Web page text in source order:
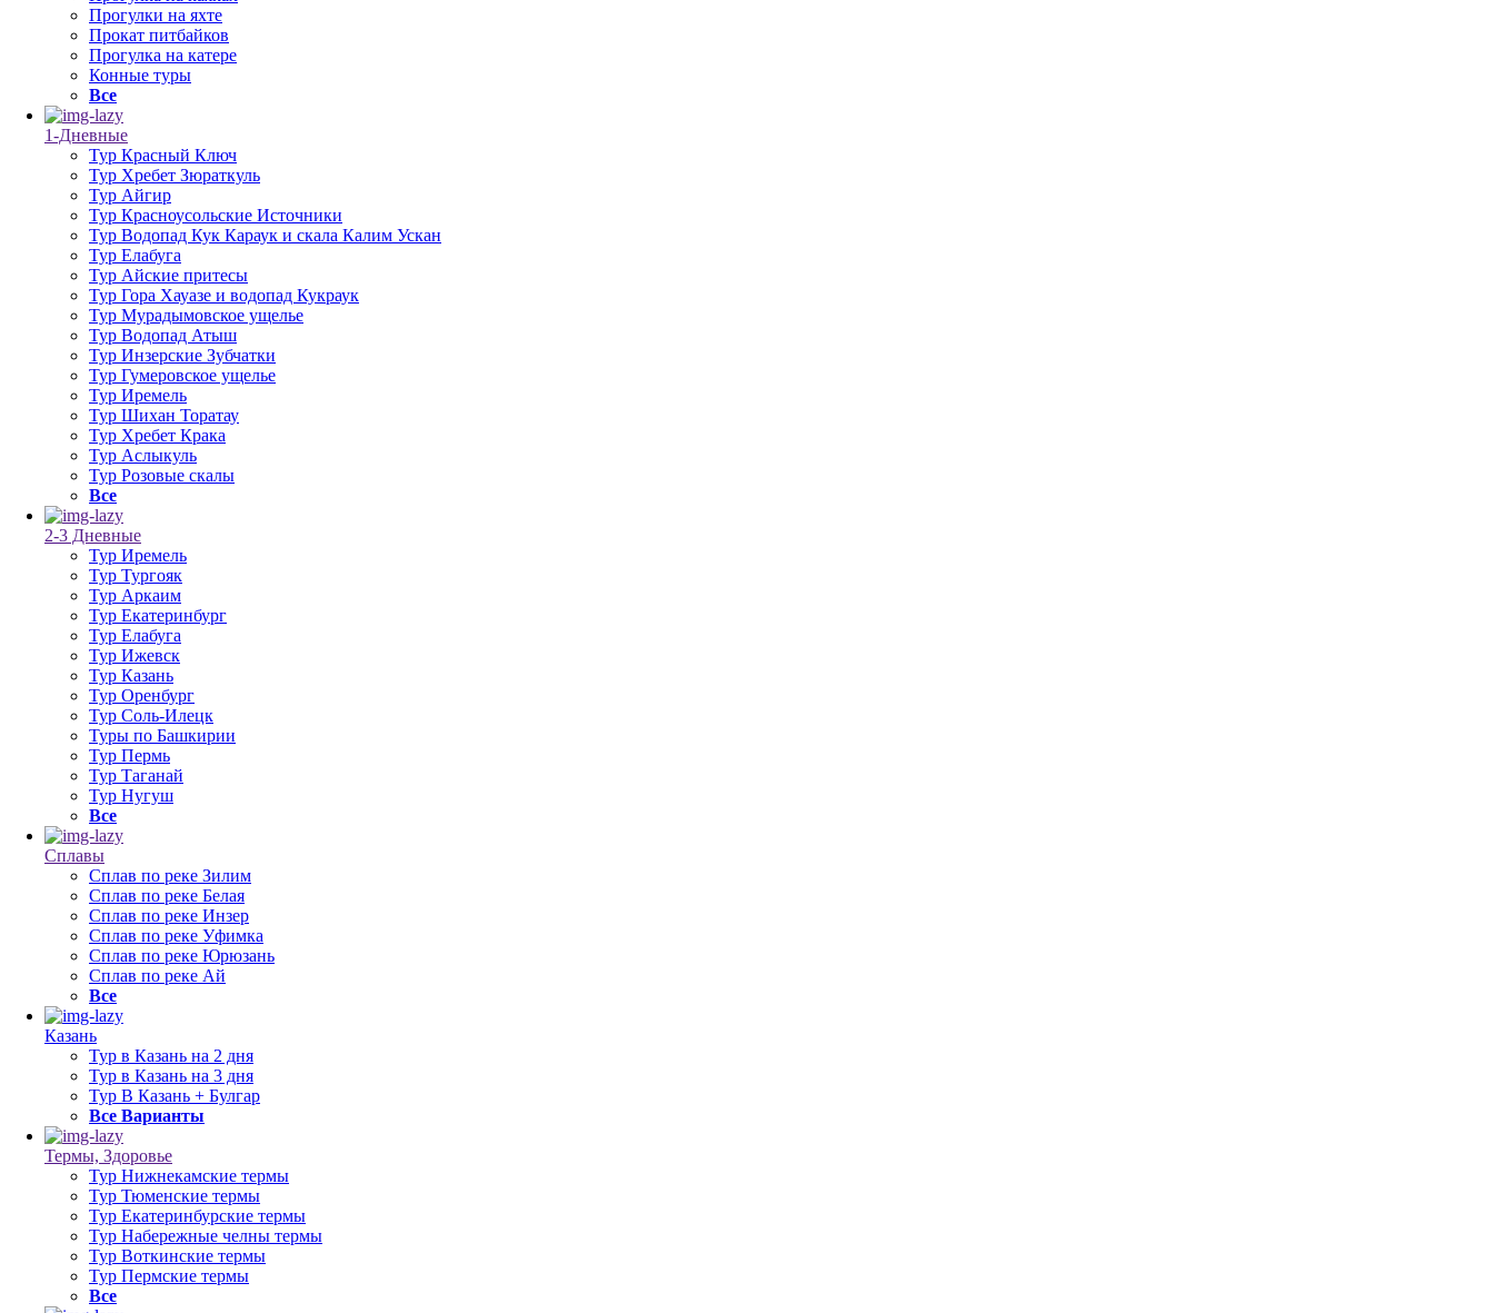
Прогулки на яхте
Прокат питбайков
Прогулка на катере
Конные туры
Все
1-Дневные
Тур Красный Ключ
Тур Хребет Зюраткуль
Тур Айгир
Тур Красноусольские Источники
Тур Водопад Кук Караук и скала Калим Ускан
Тур Елабуга
Тур Айские притесы
Тур Гора Хауазе и водопад Кукраук
Тур Мурадымовское ущелье
Тур Водопад Атыш
Тур Инзерские Зубчатки
Тур Гумеровское ущелье
Тур Иремель
Тур Шихан Торатау
Тур Хребет Крака
Тур Аслыкуль
Тур Розовые скалы
Все
2-3 Дневные
Тур Иремель
Тур Тургояк
Тур Аркаим
Тур Екатеринбург
Тур Елабуга
Тур Ижевск
Тур Казань
Тур Оренбург
Тур Соль-Илецк
Туры по Башкирии
Тур Пермь
Тур Таганай
Тур Нугуш
Все
Сплавы
Сплав по реке Зилим
Сплав по реке Белая
Сплав по реке Инзер
Сплав по реке Уфимка
Сплав по реке Юрюзань
Сплав по реке Ай
Все
Казань
Тур в Казань на 2 дня
Тур в Казань на 3 дня
Тур В Казань + Булгар
Все Варианты
Термы, Здоровье
Тур Нижнекамские термы
Тур Тюменские термы
Тур Екатеринбурские термы
Тур Набережные челны термы
Тур Воткинские термы
Тур Пермские термы
Все